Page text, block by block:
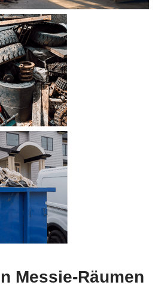
Messie-Räumen